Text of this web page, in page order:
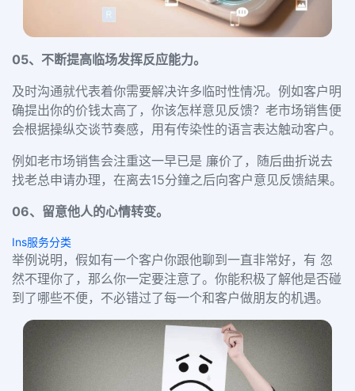
05、 不断提高临场发挥反应能力。
及时沟通就代表着你需要解决许多临时性情况。例如客户明
确提出你的价钱太高了，你该怎样意见反馈？老市场销售便
会根据操纵交谈节奏感，用有传染性的语言表达触动客户。
例如老市场销售会注重这一早已是 廉价了，随后曲折说去
找老总申请办理，在离去15分鐘之后向客户意见反馈結果。
06、 留意他人的心情转变。
Ins服务分类
举例说明，假如有一个客户你跟他聊到一直非常好，有 忽
然不理你了，那么你一定要注意了。你能积极了解他是否碰
到了哪些不便，不必错过了每一个和客户做朋友的机遇。